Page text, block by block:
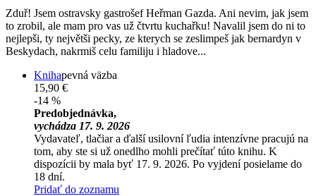
Zduř! Jsem ostravsky gastrošef Heřman Gazda. Ani nevim, jak jsem
to zrobil, ale mam pro vas už čtvrtu kuchařku! Navalil jsem do ni to
nejlepši, ty největši pecky, ze kterych se zeslimpeš jak bernardyn v
Beskydach, nakrmiš celu familiju i hladove...
Knihapevná väzba
15,90 €
-14 %
Predobjednávka,
vychádza 17. 9. 2026
Vydavateľ, tlačiar a ďalší usilovní ľudia intenzívne pracujú na
tom, aby ste si už onedlho mohli prečítať túto knihu. K
dispozícii by mala byť 17. 9. 2026. Po vyjdení posielame do
18 dní.
Pridať do zoznamu